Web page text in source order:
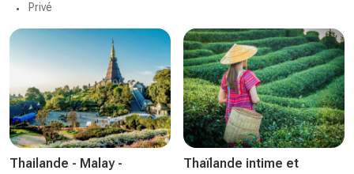
Privé
Thailande - Malay -
Thaïlande intime et